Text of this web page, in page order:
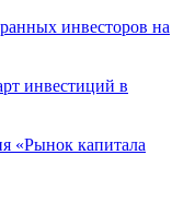
инвесторов на
инвестиций в
«Рынок капитала